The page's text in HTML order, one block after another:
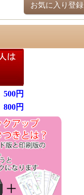
お気に入り登録
500円
800円